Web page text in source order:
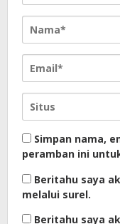
Simpan nama,
peramban ini
Beritahu saya
melalui surel.
Beritahu saya